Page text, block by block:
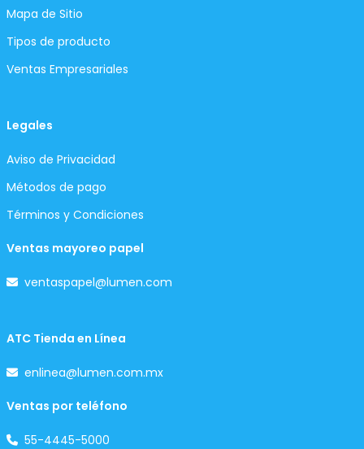
Mapa de Sitio
Tipos de producto
Ventas Empresariales
Legales
Aviso de Privacidad
Métodos de pago
Términos y Condiciones
Ventas mayoreo papel
ventaspapel@lumen.com
ATC Tienda en Línea
enlinea@lumen.com.mx
Ventas por teléfono
55-4445-5000